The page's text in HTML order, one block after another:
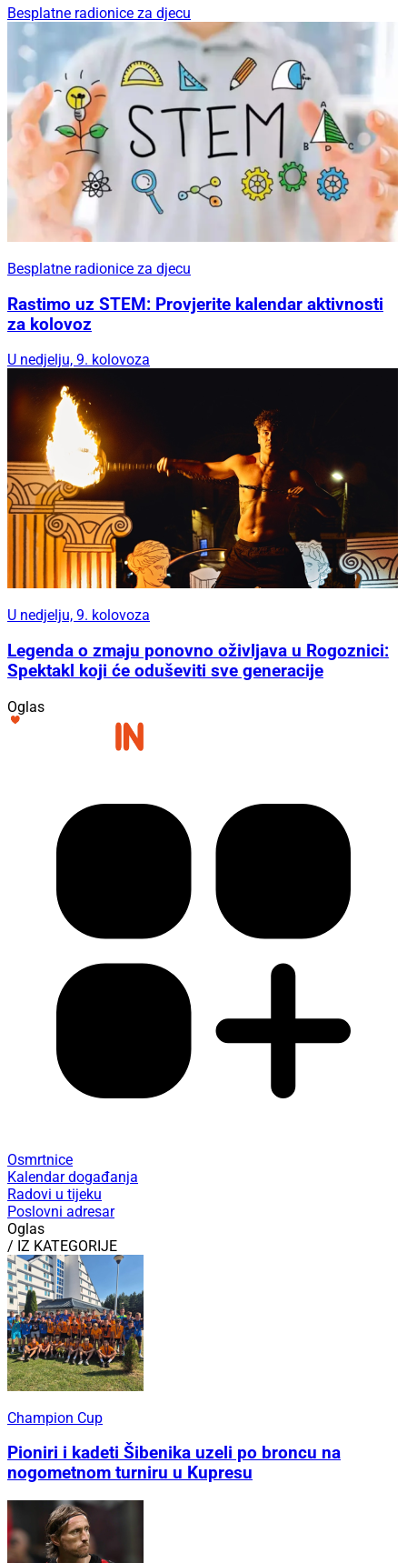
Besplatne radionice za djecu
Besplatne radionice za djecu
Rastimo uz STEM: Provjerite kalendar aktivnosti
za kolovoz
U nedjelju, 9. kolovoza
U nedjelju, 9. kolovoza
Legenda o zmaju ponovno oživljava u Rogoznici:
Spektakl koji će oduševiti sve generacije
Oglas
Osmrtnice
Kalendar događanja
Radovi u tijeku
Poslovni adresar
Oglas
/ IZ KATEGORIJE
Champion Cup
Pioniri i kadeti Šibenika uzeli po broncu na
nogometnom turniru u Kupresu